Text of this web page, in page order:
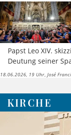
Papst Leo XIV.
Deutung seiner
18.06.2026, 19 Uhr José
KIRCHE